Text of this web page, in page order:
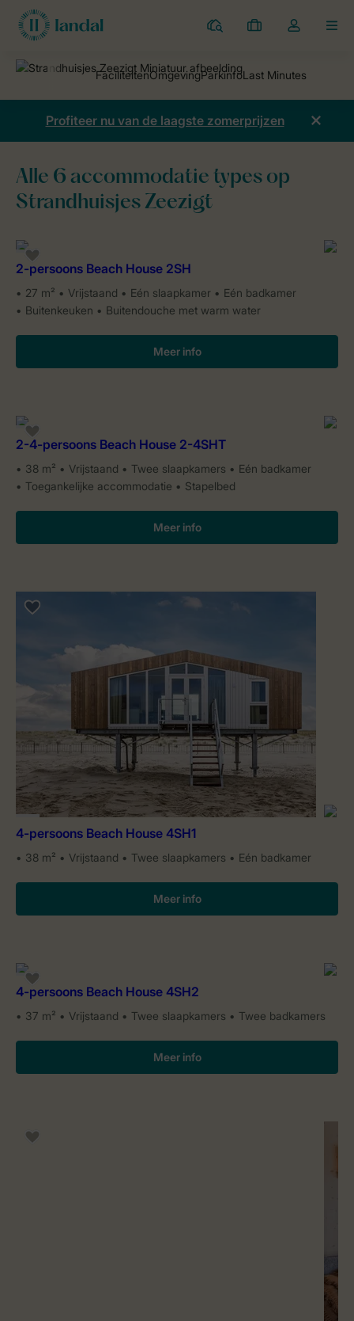
Parken
Mijn
Open
mijn
account
Profiteer nu van de laagste zomerprijzen
Vakantieparken Strandhuisjes Zeezigt
Alle 6 accommodatie types op
Strandhuisjes Zeezigt
2-persoons Beach House 2SH
27 m² Vrijstaand Eén slaapkamer
Eén badkamer
Buitenkeuken
Buitendouche met warm water
Meer info
2-4-persoons Beach House 2-4SHT
38 m² Vrijstaand Twee slaapkamers
Eén badkamer
Toegankelijke accommodatie
Stapelbed
Meer info
4-persoons Beach House 4SH1
38 m² Vrijstaand Twee slaapkamers Eén badkamer
Meer info
4-persoons Beach House 4SH2
37 m² Vrijstaand Twee slaapkamers Twee badkamers
Meer info